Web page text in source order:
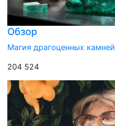
Обзор
Магия драгоценных камней
204 524